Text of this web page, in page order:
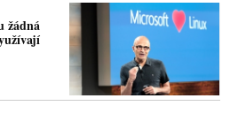
žádná